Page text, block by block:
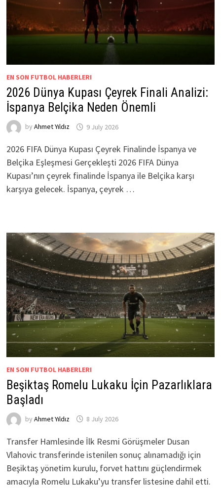
EN SON FUTBOL HABERLERI
2026 Dünya Kupası Çeyrek Finali Analizi:
İspanya Belçika Neden Önemli
by Ahmet Yıldız 9 July 2026
2026 FIFA Dünya Kupası Çeyrek Finalinde İspanya ve
Belçika Eşleşmesi Gerçekleşti 2026 FIFA Dünya
Kupası’nın çeyrek finalinde İspanya ile Belçika karşı
karşıya gelecek. İspanya, çeyrek …
EN SON FUTBOL HABERLERI
Beşiktaş Romelu Lukaku İçin Pazarlıklara
Başladı
by Ahmet Yıldız 8 July 2026
Transfer Hamlesinde İlk Resmi Görüşmeler Dusan
Vlahovic transferinde istenilen sonuç alınamadığı için
Beşiktaş yönetim kurulu, forvet hattını güçlendirmek
amacıyla Romelu Lukaku’yu transfer listesine dahil etti.